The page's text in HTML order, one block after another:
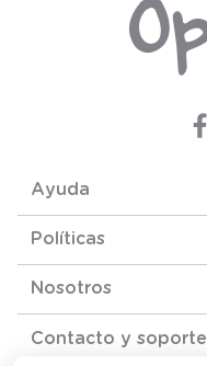
Ayuda
Políticas
Nosotros
Contacto y soporte